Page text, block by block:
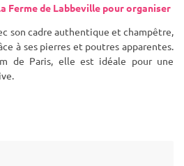
Ferme de Labbeville pour organiser
son cadre authentique et champêtre,
à ses pierres et poutres apparentes.
de Paris, elle est idéale pour une